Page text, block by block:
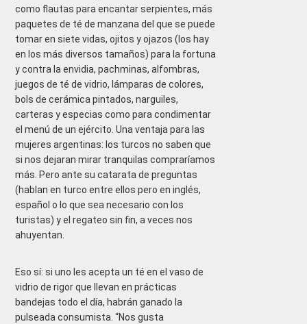
como flautas para encantar serpientes, más
paquetes de té de manzana del que se puede
tomar en siete vidas, ojitos y ojazos (los hay
en los más diversos tamaños) para la fortuna
y contra la envidia, pachminas, alfombras,
juegos de té de vidrio, lámparas de colores,
bols de cerámica pintados, narguiles,
carteras y especias como para condimentar
el menú de un ejército. Una ventaja para las
mujeres argentinas: los turcos no saben que
si nos dejaran mirar tranquilas compraríamos
más. Pero ante su catarata de preguntas
(hablan en turco entre ellos pero en inglés,
español o lo que sea necesario con los
turistas) y el regateo sin fin, a veces nos
ahuyentan.
Eso sí: si uno les acepta un té en el vaso de
vidrio de rigor que llevan en prácticas
bandejas todo el día, habrán ganado la
pulseada consumista. “Nos gusta